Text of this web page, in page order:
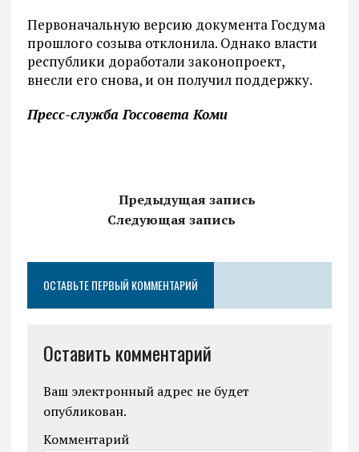
Первоначальную версию документа Госдума
прошлого созыва отклонила. Однако власти
республики доработали законопроект,
внесли его снова, и он получил поддержку.
Пресс-служба Госсовета Коми
Предыдущая запись
Следующая запись
ОСТАВЬТЕ ПЕРВЫЙ КОММЕНТАРИЙ
Оставить комментарий
Ваш электронный адрес не будет
опубликован.
Комментарий